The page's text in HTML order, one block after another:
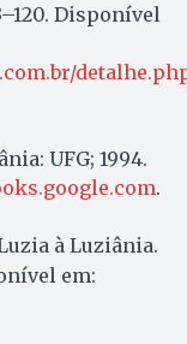
Disponível
UFG; 1994.
.
à Luziânia.
em: